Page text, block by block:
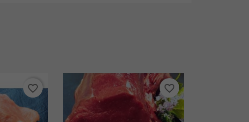
favorite_border favorite_border